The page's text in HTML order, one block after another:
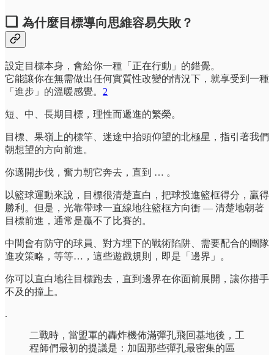
❏ 為什麼目標導向思維容易失敗？
設定目標本身，會給你一種「正在行動」的錯覺。
它能讓你在無需做出任何實質性改變的情況下，就享受到一種
「進步」的溫暖感覺。 2
短、中、長期目標，理性而遞進的繁榮。
目標、果嶺上的標竿、迷途中抬頭仰望的北極星，指引著我們
朝想望的方向前進。
你邁開步伐，奮力朝它奔去，直到 … 。
以籃球運動來說，目標很清楚直白，把球投進籃框得分，贏得
勝利。但是，光靠帶球一直線地往籃框方向衝 — 清楚地朝著
目標前進，通常是贏不了比賽的。
中間會有防守的球員、對方埋下的戰術陷阱、需要配合的團隊
進攻策略，等等…，這些遊戲規則，即是「邊界」。
你可以直白地往目標跑去，直到邊界在你面前展開，讓你措手
不及的撞上。
.
二戰時，當盟軍的轟炸機佈滿彈孔飛回基地後，工
程師們最初的提議是：加固那些彈孔最密集的區